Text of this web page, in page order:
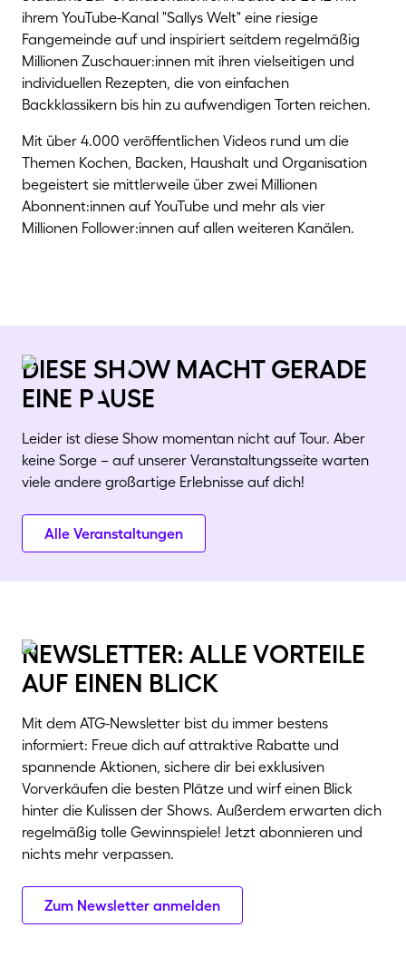
ihrem YouTube-Kanal "Sallys Welt" eine riesige
Fangemeinde auf und inspiriert seitdem regelmäßig
Millionen Zuschauer:innen mit ihren vielseitigen und
individuellen Rezepten, die von einfachen
Backklassikern bis hin zu aufwendigen Torten reichen.
Mit über 4.000 veröffentlichen Videos rund um die
Themen Kochen, Backen, Haushalt und Organisation
begeistert sie mittlerweile über zwei Millionen
Abonnent:innen auf YouTube und mehr als vier
Millionen Follower:innen auf allen weiteren Kanälen.
diese shOw macht gerade
eine pAuse
Leider ist diese Show momentan nicht auf Tour. Aber
keine Sorge – auf unserer Veranstaltungsseite warten
viele andere großartige Erlebnisse auf dich!
Alle Veranstaltungen
newsletter: alle vorteile
auf einen blick
Mit dem ATG-Newsletter bist du immer bestens
informiert: Freue dich auf attraktive Rabatte und
spannende Aktionen, sichere dir bei exklusiven
Vorverkäufen die besten Plätze und wirf einen Blick
hinter die Kulissen der Shows. Außerdem erwarten dich
regelmäßig tolle Gewinnspiele! Jetzt abonnieren und
nichts mehr verpassen.
Zum Newsletter anmelden